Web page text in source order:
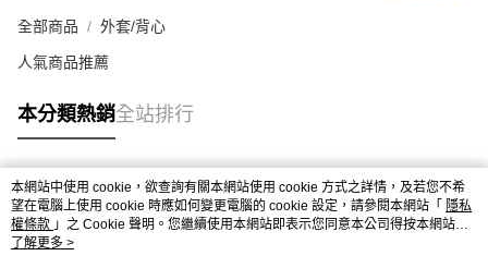
全部商品 外套/背心
人氣商品推薦
本分類熱銷全站排行
熱門標籤
本網站中使用 cookie，欲查詢有關本網站使用 cookie 方式之詳情，及若您不希
望在電腦上使用 cookie 時應如何變更電腦的 cookie 設定，請參閱本網站「 隱私
權條款 」之 Cookie 聲明。您繼續使用本網站即表示您同意本公司得按本網站使
用條款之 Cookie 聲明使用 cookie。
了解更多 >